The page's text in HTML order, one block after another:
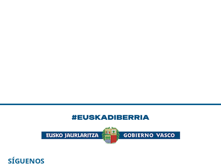
SÍGUENOS